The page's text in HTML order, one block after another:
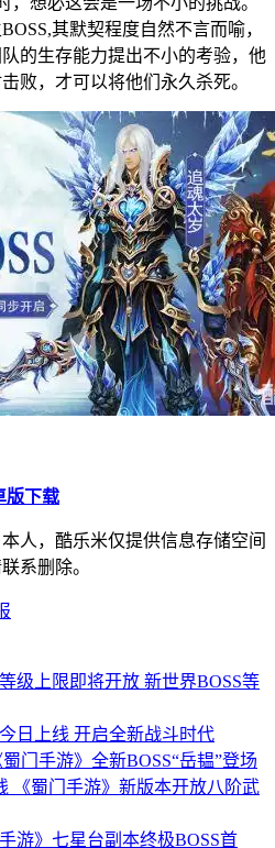
其默契程度自然不言而喻，
的生存能力提出不小的考验，他
败，才可以将他们永久杀死。
版下载
人，酷乐米仅提供信息存储空间
系删除。
级上限即将开放 新世界BOSS等
日上线 开启全新战斗时代
门手游》全新BOSS“岳韫”登场
《蜀门手游》新版本开放八阶武
游》七星台副本终极BOSS首